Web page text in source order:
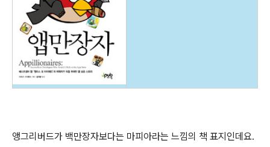
앵그리버드가 백만장자보다는 마피아라는 느낌의 책 표지인데요.